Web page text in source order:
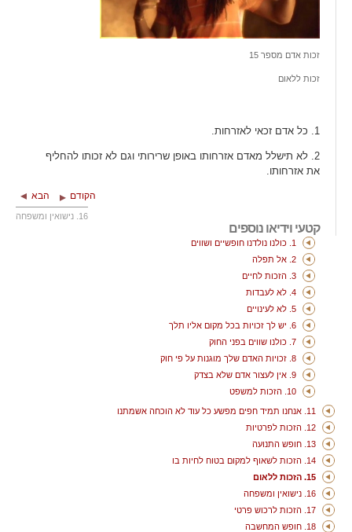
זכות אדם מספר 15
זכות ללאום
1. כל אדם זכאי לאזרחות.
2. לא תישלל מאדם אזרחותו באופן שרירותי וגם לא זכותו להחליף
את אזרחותו.
הקודם הבא
16. נישואין ומשפחה
קטעי וידיאו נוספים
1. כולנו נולדנו חופשיים ושווים
2. אל תפלה
3. הזכות לחיים
4. לא לעבדות
5. לא לעינויים
6. יש לך זכויות בכל מקום אליו תלך
7. כולנו שווים בפני החוק
8. זכויות האדם שלך מוגנות על פי חוק
9. אין לעצור אדם שלא בצדק
10. הזכות למשפט
11. אנחנו תמיד חפים מפשע כל עוד לא הוכחה אשמתנו
12. הזכות לפרטיות
13. חופש התנועה
14. הזכות לשאוף למקום בטוח לחיות בו
15. הזכות ללאום
16. נישואין ומשפחה
17. הזכות לרכוש פרטי
18. חופש המחשבה